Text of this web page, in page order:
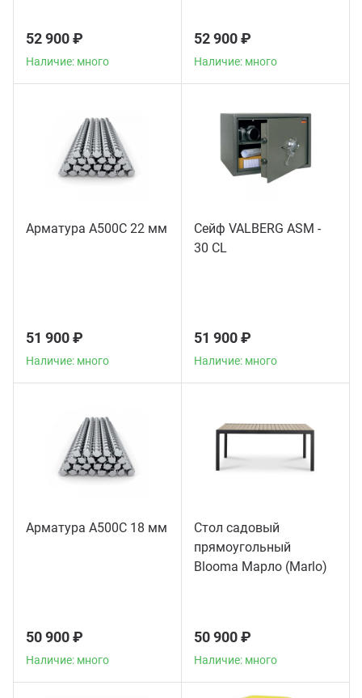
52 900 ₽
Наличие: много
52 900 ₽
Наличие: много
Арматура А500С 22 мм
51 900 ₽
Наличие: много
Сейф VALBERG ASM -
30 CL
51 900 ₽
Наличие: много
Арматура А500С 18 мм
50 900 ₽
Наличие: много
Стол садовый
прямоугольный
Blooma Марло (Marlo)
50 900 ₽
Наличие: много